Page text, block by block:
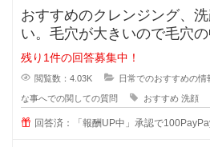
おすすめのクレンジング、
い。毛穴が大きいので毛穴
ーションが残りやすいです。
残り1件の回答募集中！
閲覧数：4.03K 日常でのおすすめの
な事へでの関しての質問 おすすめ 洗顔
回答済：「報酬UP中」承認で